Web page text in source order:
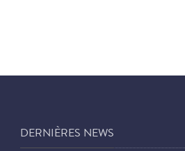
DERNIÈRES NEWS